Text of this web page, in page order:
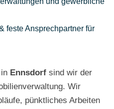
feste Ansprechpartner für
in Ennsdorf sind wir der
Wir
pünktliches Arbeiten